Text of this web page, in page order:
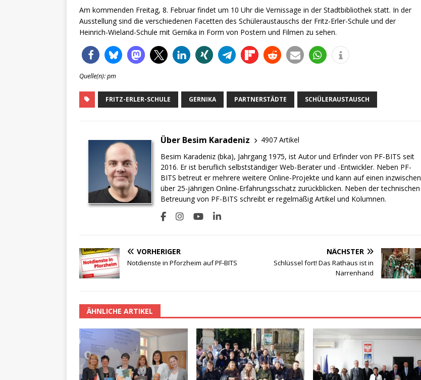
Am kommenden Freitag, 8. Februar findet um 10 Uhr die Vernissage in der Stadtbibliothek statt. In der
Ausstellung sind die verschiedenen Facetten des Schüleraustauschs der Fritz-Erler-Schule und der
Heinrich-Wieland-Schule mit Gernika in Form von Postern und Filmen zu sehen.
Quelle(n): pm
FRITZ-ERLER-SCHULE GERNIKA PARTNERSTÄDTE SCHÜLERAUSTAUSCH
Über Besim Karadeniz
4907 Artikel
Besim Karadeniz (bka), Jahrgang 1975, ist Autor und Erfinder von PF-BITS seit
2016. Er ist beruflich selbstständiger Web-Berater und -Entwickler. Neben PF-
BITS betreut er mehrere weitere Online-Projekte und kann auf einen inzwischen
über 25-jährigen Online-Erfahrungsschatz zurückblicken. Neben der technischen
Betreuung von PF-BITS schreibt er regelmäßig Artikel und Kolumnen.
VORHERIGER
Notdienste in Pforzheim auf PF-BITS
NÄCHSTER
Schlüssel fort! Das Rathaus ist in
Narrenhand
ÄHNLICHE ARTIKEL